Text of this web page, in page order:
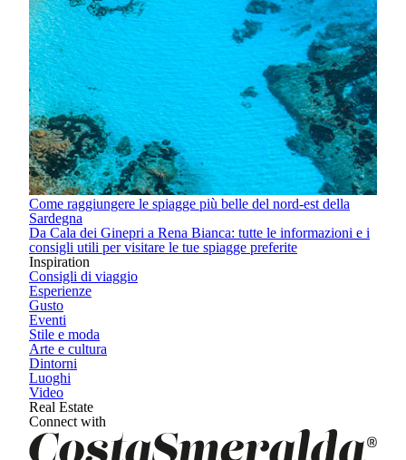
Come raggiungere le spiagge più belle del nord-est della
Sardegna
Da Cala dei Ginepri a Rena Bianca: tutte le informazioni e i
consigli utili per visitare le tue spiagge preferite
Inspiration
Consigli di viaggio
Esperienze
Gusto
Eventi
Stile e moda
Arte e cultura
Dintorni
Luoghi
Video
Real Estate
Connect with